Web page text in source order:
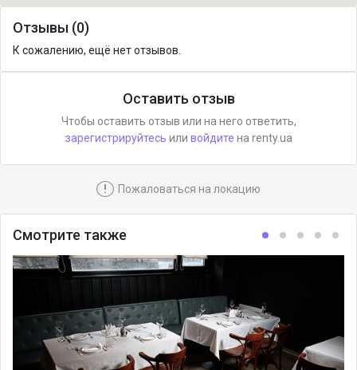
Отзывы (0)
К сожалению, ещё нет отзывов.
Оставить отзыв
Чтобы оставить отзыв или на него ответить,
зарегистрируйтесь или войдите на renty.ua
! Пожаловаться на локацию
Смотрите также